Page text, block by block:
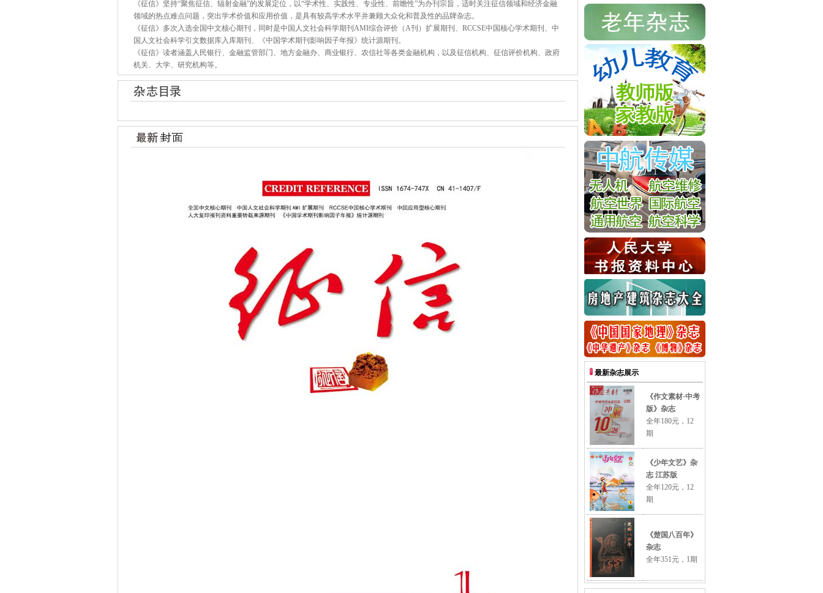
《征信》坚持“聚焦征信、辐射金融”的发展定位，以“学术性、实践性、专业性、前瞻性”为办刊宗旨，适时关注征信领域和经济金融
领域的热点难点问题，突出学术价值和应用价值，是具有较高学术水平并兼顾大众化和普及性的品牌杂志。
《征信》多次入选全国中文核心期刊，同时是中国人文社会科学期刊AMI综合评价（A刊）扩展期刊、RCCSE中国核心学术期刊、中
国人文社会科学引文数据库入库期刊、《中国学术期刊影响因子年报》统计源期刊。
《征信》读者涵盖人民银行、金融监管部门、地方金融办、商业银行、农信社等各类金融机构，以及征信机构、征信评价机构、政府
机关、大学、研究机构等。